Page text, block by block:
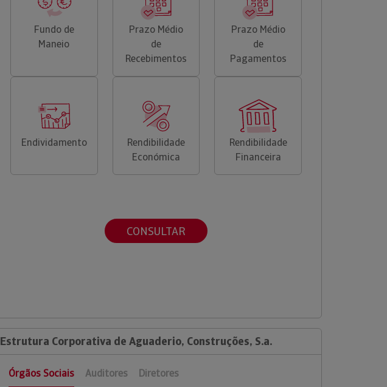
Fundo de
Maneio
Prazo Médio
de
Recebimentos
Prazo Médio
de
Pagamentos
Endividamento
Rendibilidade
Económica
Rendibilidade
Financeira
CONSULTAR
Estrutura Corporativa de Aguaderio, Construções, S.a.
Órgãos Sociais Auditores Diretores